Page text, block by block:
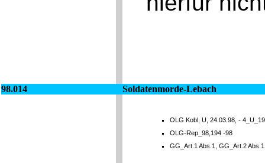
98.014 Soldatenmorde-Lebach
OLG Kobl, U, 24.03.98, -
OLG-Rep_98,194 -98
GG_Art.1 Abs.1, GG_Art.2